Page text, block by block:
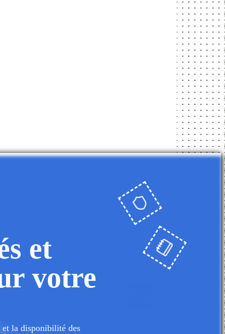
et
votre
et la disponibilité des